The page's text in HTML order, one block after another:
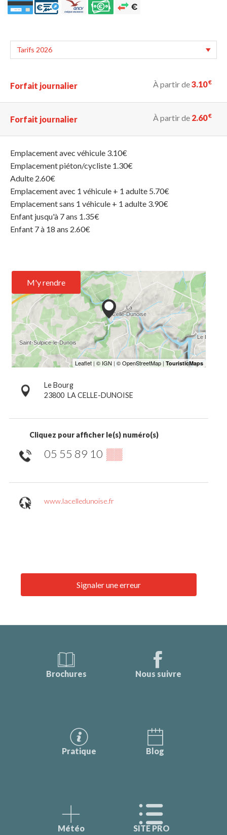
Forfait journalier À partir de3.10€
Forfait journalier À partir de 2.60€
Emplacement avec véhicule 3.10€
Emplacement piéton/cycliste 1.30€
Adulte 2.60€
Emplacement avec 1 véhicule + 1 adulte 5.70€
Emplacement sans 1 véhicule + 1 adulte 3.90€
Enfant jusqu'à 7 ans 1.35€
Enfant 7 à 18 ans 2.60€
M'y rendre
Le Bourg
23800 LA CELLE-DUNOISE
Cliquez pour afficher le(s) numéro(s)
05 55 89 10 ▒▒
www.lacelledunoise.fr
Signaler une erreur
Brochures Nous suivre
Pratique Blog
Météo SITE PRO